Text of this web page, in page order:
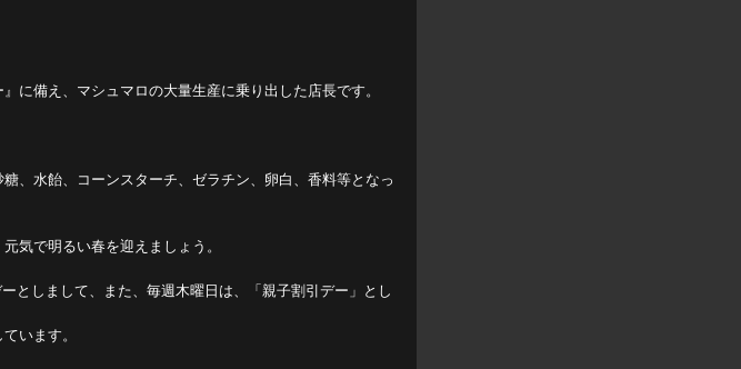
に備え、マシュマロの大量生産に乗り出した店長です。
、水飴、コーンスターチ、ゼラチン、卵白、香料等となっ
気で明るい春を迎えましょう。
としまして、また、毎週木曜日は、「親子割引デー」とし
います。